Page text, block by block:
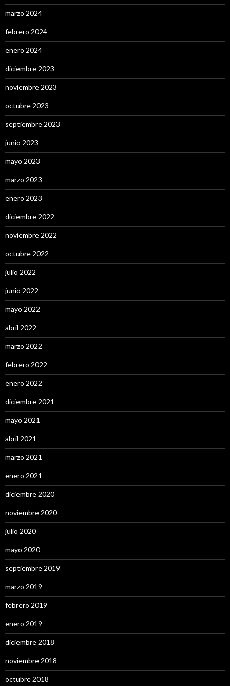
marzo 2024
febrero 2024
enero 2024
diciembre 2023
noviembre 2023
octubre 2023
septiembre 2023
junio 2023
mayo 2023
marzo 2023
enero 2023
diciembre 2022
noviembre 2022
octubre 2022
julio 2022
junio 2022
mayo 2022
abril 2022
marzo 2022
febrero 2022
enero 2022
diciembre 2021
mayo 2021
abril 2021
marzo 2021
enero 2021
diciembre 2020
noviembre 2020
julio 2020
mayo 2020
septiembre 2019
marzo 2019
febrero 2019
enero 2019
diciembre 2018
noviembre 2018
octubre 2018